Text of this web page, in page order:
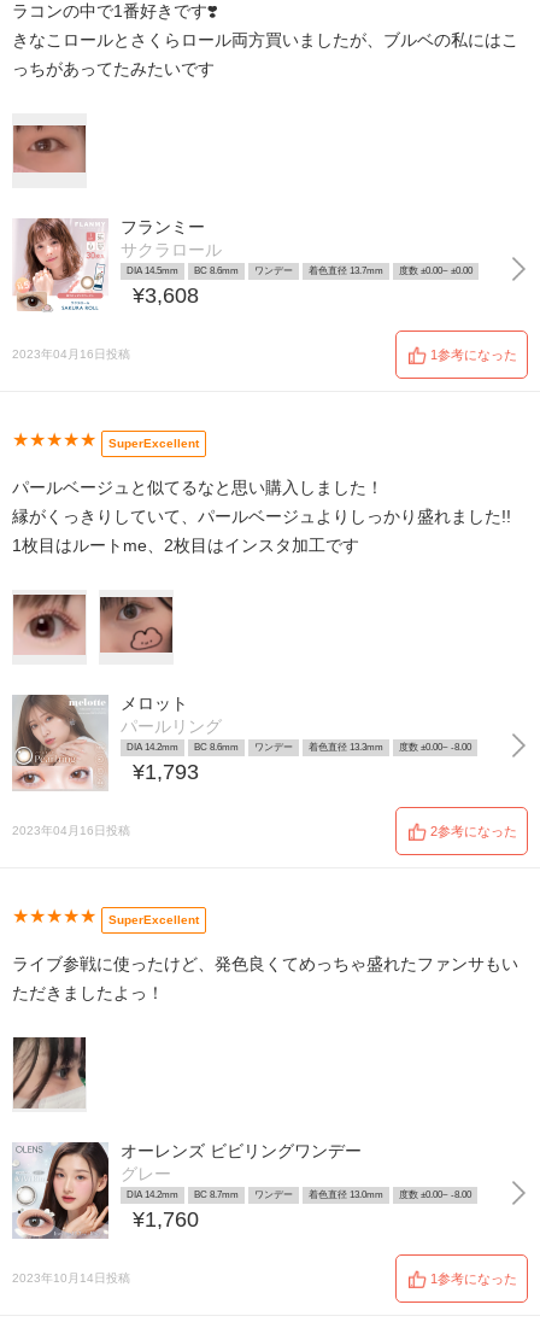
ラコンの中で1番好きです❣️
きなこロールとさくらロール両方買いましたが、ブルベの私にはこ
っちがあってたみたいです
フランミー
サクラロール
DIA 14.5mm BC 8.6mm ワンデー 着色直径 13.7mm 度数 ±0.00~ ±0.00
¥3,608
2023年04月16日投稿 1参考になった
★★★★★ SuperExcellent
パールベージュと似てるなと思い購入しました！
縁がくっきりしていて、パールベージュよりしっかり盛れました!!
1枚目はルートme、2枚目はインスタ加工です
メロット
パールリング
DIA 14.2mm BC 8.6mm ワンデー 着色直径 13.3mm 度数 ±0.00~ -8.00
¥1,793
2023年04月16日投稿 2参考になった
★★★★★ SuperExcellent
ライブ参戦に使ったけど、発色良くてめっちゃ盛れたファンサもい
ただきましたよっ！
オーレンズ ビビリングワンデー
グレー
DIA 14.2mm BC 8.7mm ワンデー 着色直径 13.0mm 度数 ±0.00~ -8.00
¥1,760
2023年10月14日投稿 1参考になった